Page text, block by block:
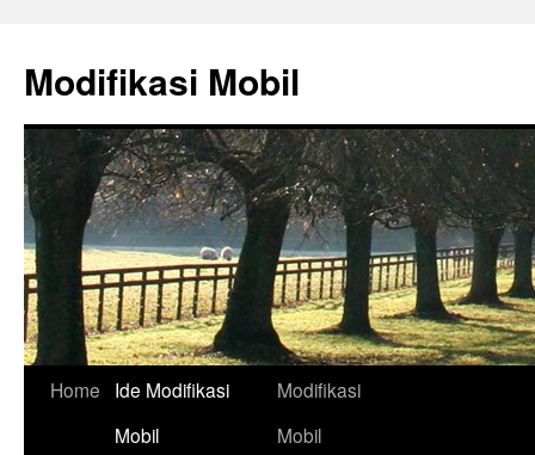
content
Modifikasi Mobil
Home
Ide Modifikasi
Mobil
Modifikasi
Mobil